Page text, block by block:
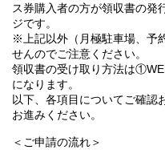
ス券購入者の方が領収書の発
ジです。
※上記以外（月極駐車場、予
せんのでご注意ください。
領収書の受け取り方法は
になります。
以下、各項目についてご確認
お進みください。
＜ご申請の流れ＞